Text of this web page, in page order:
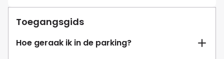
Toegangsgids
Hoe geraak ik in de parking?